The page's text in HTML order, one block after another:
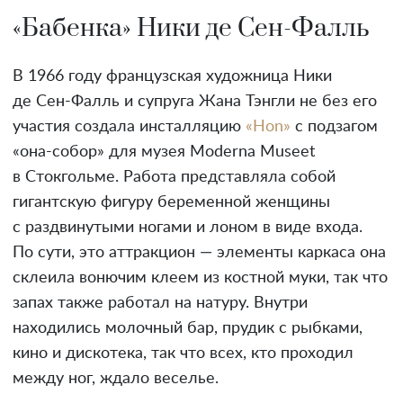
«Бабенка» Ники де Сен-Фалль
В 1966 году французская художница Ники
де Сен-Фалль и супруга Жана Тэнгли не без его
участия создала инсталляцию «Hon» c подзагом
«она-собор» для музея Moderna Museet
в Стокгольме. Работа представляла собой
гигантскую фигуру беременной женщины
с раздвинутыми ногами и лоном в виде входа.
По сути, это аттракцион — элементы каркаса она
склеила вонючим клеем из костной муки, так что
запах также работал на натуру. Внутри
находились молочный бар, прудик с рыбками,
кино и дискотека, так что всех, кто проходил
между ног, ждало веселье.